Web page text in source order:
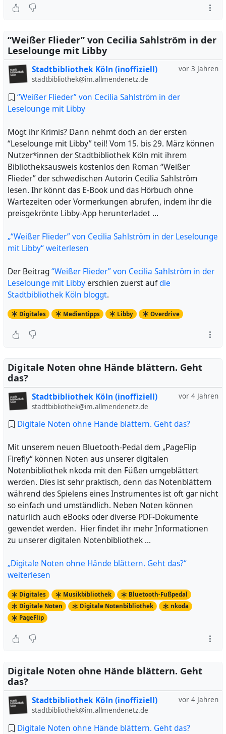
“Weißer Flieder” von Cecilia Sahlström in der
Leselounge mit Libby
vor 3 Jahren
Stadtbibliothek Köln (inoffiziell)
stadtbibliothek@im.allmendenetz.de
“Weißer Flieder” von Cecilia Sahlström in der
Leselounge mit Libby
Mögt ihr Krimis? Dann nehmt doch an der ersten
“Leselounge mit Libby” teil! Vom 15. bis 29. März können
Nutzer*innen der Stadtbibliothek Köln mit ihrem
Bibliotheksausweis kostenlos den Roman “Weißer
Flieder” der schwedischen Autorin Cecilia Sahlström
lesen. Ihr könnt das E-Book und das Hörbuch ohne
Wartezeiten oder Vormerkungen abrufen, indem ihr die
preisgekrönte Libby-App herunterladet …
„“Weißer Flieder” von Cecilia Sahlström in der Leselounge
mit Libby“ weiterlesen
Der Beitrag“Weißer Flieder” von Cecilia Sahlström in der
Leselounge mit Libbyerschien zuerst aufdie
Stadtbibliothek Köln bloggt.
Digitales Medientipps Libby Overdrive
Digitale Noten ohne Hände blättern. Geht
das?
vor 4 Jahren
Stadtbibliothek Köln (inoffiziell)
stadtbibliothek@im.allmendenetz.de
Digitale Noten ohne Hände blättern. Geht das?
Mit unserem neuen Bluetooth-Pedal dem „PageFlip
Firefly“ können Noten aus unserer digitalen
Notenbibliothek nkoda mit den Füßen umgeblättert
werden. Dies ist sehr praktisch, denn das Notenblättern
während des Spielens eines Instrumentes ist oft gar nicht
so einfach und umständlich. Neben Noten können
natürlich auch eBooks oder diverse PDF-Dokumente
gewendet werden. Hier findet ihr mehr Informationen
zu unserer digitalen Notenbibliothek …
„Digitale Noten ohne Hände blättern. Geht das?“
weiterlesen
Digitales Musikbibliothek
Bluetooth-Fußpedal
Digitale Noten
Digitale Notenbibliothek
nkoda
PageFlip
Digitale Noten ohne Hände blättern. Geht
das?
vor 4 Jahren
Stadtbibliothek Köln (inoffiziell)
stadtbibliothek@im.allmendenetz.de
Digitale Noten ohne Hände blättern. Geht das?